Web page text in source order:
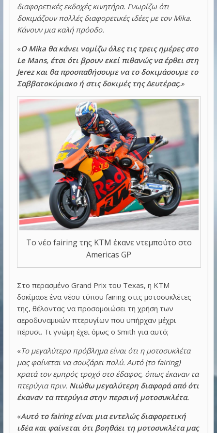
διαφορετικές εκδοχές κινητήρα. Γνωρίζω ότι
δοκιμάζουν πολλές διαφορετικές ιδέες με τον Mika.
Κάνουν μια καλή πρόοδο.
«Ο Mika θα κάνει νομίζω όλες τις τρεις ημέρες στο
Le Mans, έτσι ότι βρουν εκεί πιθανώς να έρθει στη
Jerez και θα προσπαθήσουμε να το δοκιμάσουμε το
Σαββατοκύριακο ή στις δοκιμές της Δευτέρας.»
Το νέο fairing της KTM έκανε ντεμπούτο στο
Americas GP
Στο περασμένο Grand Prix του Texas, η KTM
δοκίμασε ένα νέου τύπου fairing στις μοτοσυκλέτες
της, θέλοντας να προσομοιώσει τη χρήση των
αεροδυναμικών πτερυγίων που υπήρχαν μέχρι
πέρυσι. Τι γνώμη έχει όμως ο Smith για αυτό;
«Το μεγαλύτερο πρόβλημα είναι ότι η μοτοσυκλέτα
μας φαίνεται να σουζάρει πολύ. Αυτό (το fairing)
κρατά τον εμπρός τροχό στο έδαφος, όπως έκαναν τα
πτερύγια πριν. Νιώθω μεγαλύτερη διαφορά από ότι
έκαναν τα πτερύγια στην περσινή μοτοσυκλέτα.
«Αυτό το fairing είναι μια εντελώς διαφορετική
ιδέα και φαίνεται ότι βοηθάει τη μοτοσυκλέτα μας